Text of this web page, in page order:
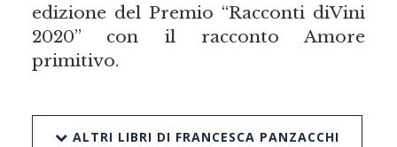
edizione del Premio “Racconti diVini
2020” con il racconto Amore
primitivo.
ALTRI LIBRI DI FRANCESCA PANZACCHI